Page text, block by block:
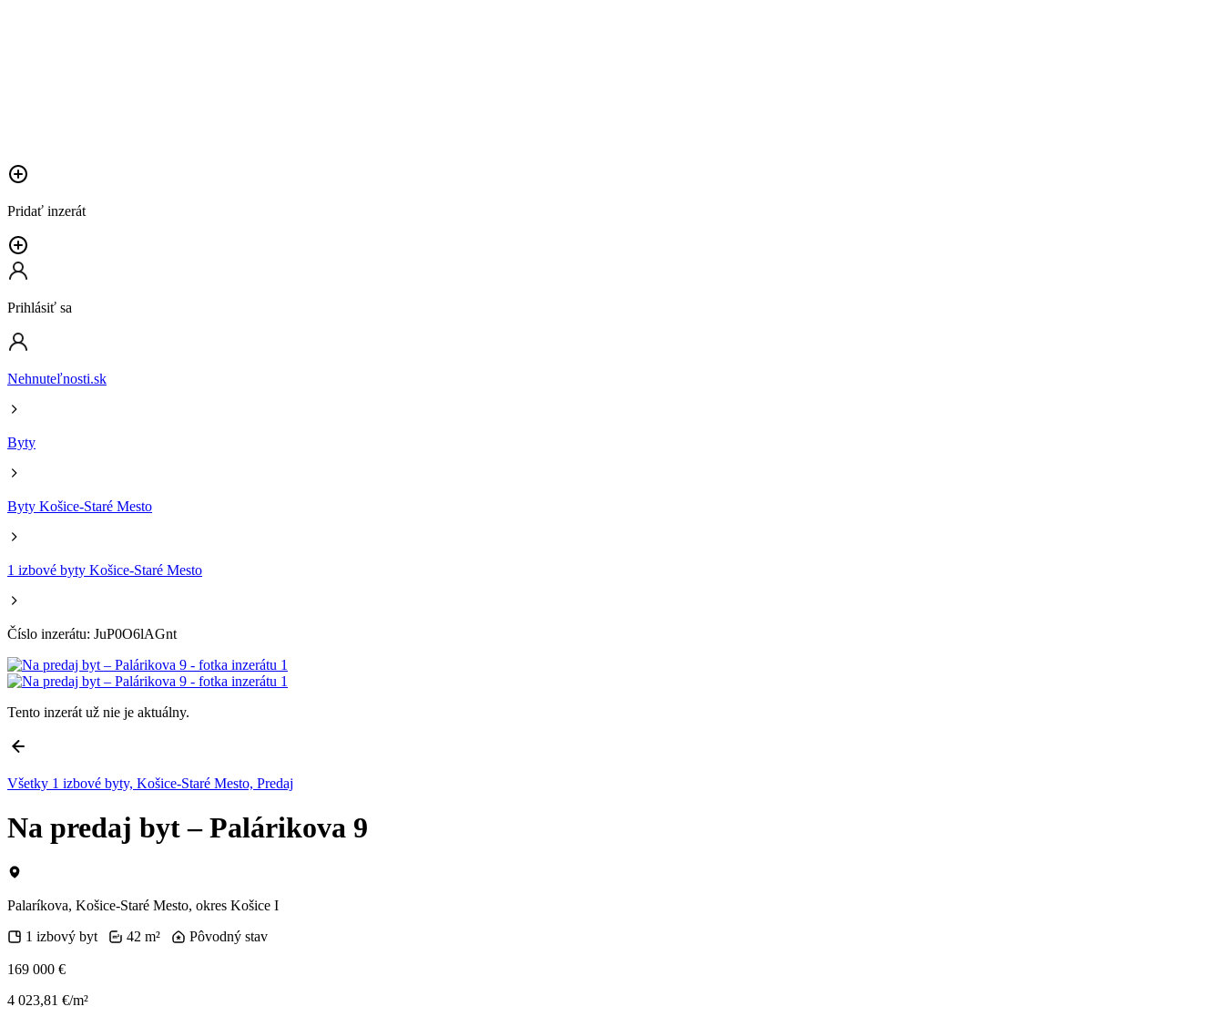
Pridať inzerát
Prihlásiť sa
Nehnuteľnosti.sk
Byty
Byty Košice-Staré Mesto
1 izbové byty Košice-Staré Mesto
Číslo inzerátu: JuP0O6lAGnt
Tento inzerát už nie je aktuálny.
Všetky 1 izbové byty, Košice-Staré Mesto, Predaj
Na predaj byt – Palárikova 9
Palaríkova, Košice-Staré Mesto, okres Košice I
1 izbový byt
42 m² Pôvodný stav
169 000 €
4 023,81 €/m²